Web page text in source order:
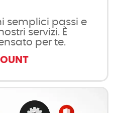
semplici passi e
servizi. È
per te.